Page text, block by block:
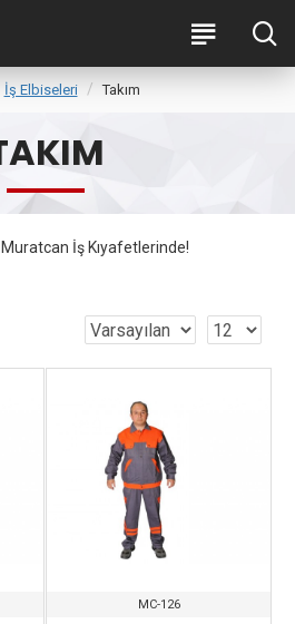
İş Elbiseleri Takım
İş Kıyafetlerinde!
MC-126